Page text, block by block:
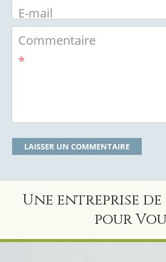
E-mail
Commentaire
*
Une entreprise
pour